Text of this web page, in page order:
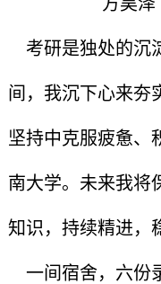
考研是独处的沉
间，我沉下心来夯
坚持中克服疲惫、
南大学。未来我将
知识，持续精进，
一间宿舍，六份